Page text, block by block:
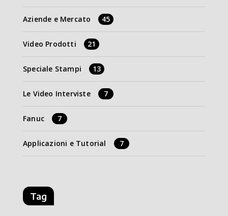
Aziende e Mercato 45
Video Prodotti 21
Speciale Stampi 13
Le Video Interviste 7
Fanuc 7
Applicazioni e Tutorial 7
Tag